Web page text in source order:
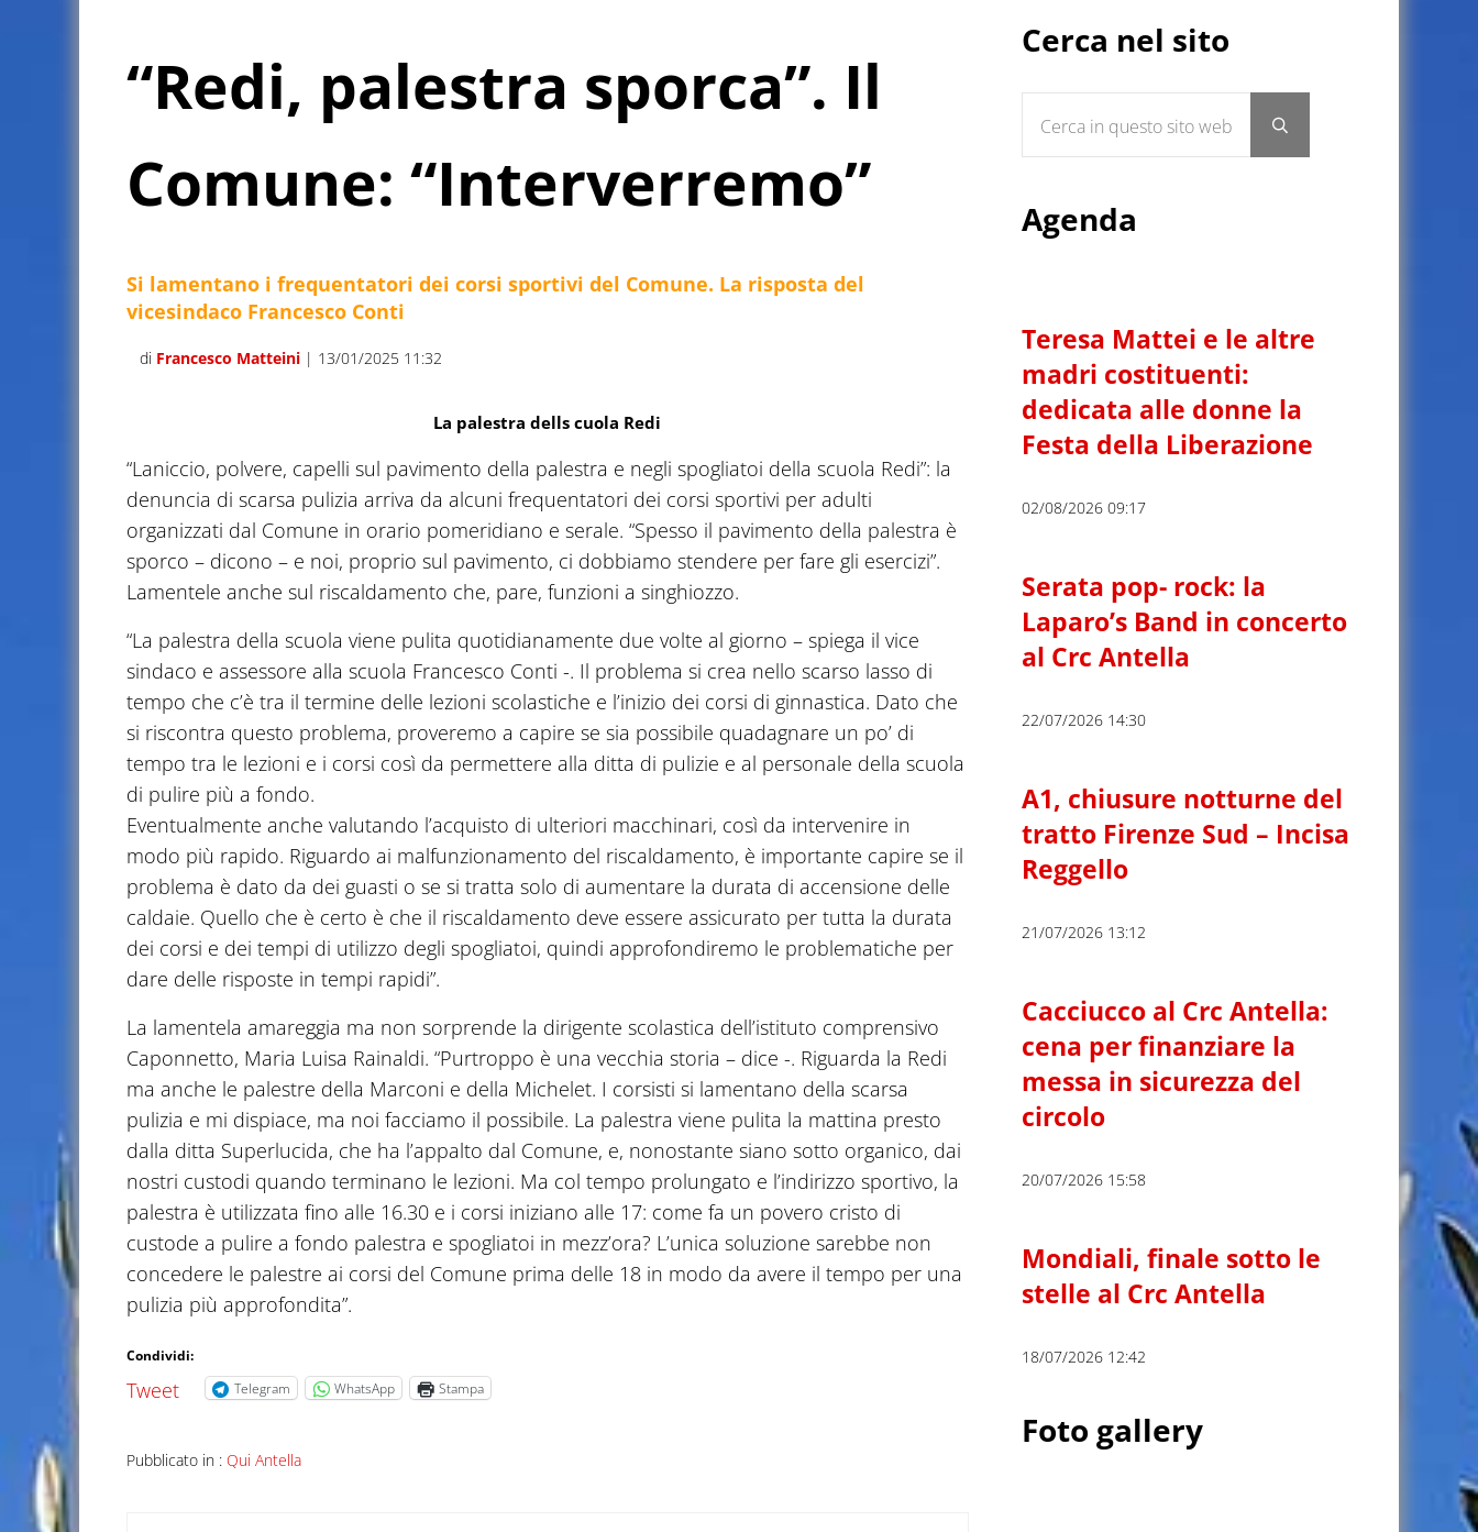
“Redi, palestra sporca”. Il
Comune: “Interverremo”
Si lamentano i frequentatori dei corsi sportivi del Comune. La risposta del
vicesindaco Francesco Conti
di Francesco Matteini | 13/01/2025 11:32
La palestra dells cuola Redi
“Laniccio, polvere, capelli sul pavimento della palestra e negli spogliatoi della scuola Redi”: la
denuncia di scarsa pulizia arriva da alcuni frequentatori dei corsi sportivi per adulti
organizzati dal Comune in orario pomeridiano e serale. “Spesso il pavimento della palestra è
sporco – dicono – e noi, proprio sul pavimento, ci dobbiamo stendere per fare gli esercizi”.
Lamentele anche sul riscaldamento che, pare, funzioni a singhiozzo.
“La palestra della scuola viene pulita quotidianamente due volte al giorno – spiega il vice
sindaco e assessore alla scuola Francesco Conti -. Il problema si crea nello scarso lasso di
tempo che c’è tra il termine delle lezioni scolastiche e l’inizio dei corsi di ginnastica. Dato che
si riscontra questo problema, proveremo a capire se sia possibile quadagnare un po’ di
tempo tra le lezioni e i corsi così da permettere alla ditta di pulizie e al personale della scuola
di pulire più a fondo.
Eventualmente anche valutando l’acquisto di ulteriori macchinari, così da intervenire in
modo più rapido. Riguardo ai malfunzionamento del riscaldamento, è importante capire se il
problema è dato da dei guasti o se si tratta solo di aumentare la durata di accensione delle
caldaie. Quello che è certo è che il riscaldamento deve essere assicurato per tutta la durata
dei corsi e dei tempi di utilizzo degli spogliatoi, quindi approfondiremo le problematiche per
dare delle risposte in tempi rapidi”.
La lamentela amareggia ma non sorprende la dirigente scolastica dell’istituto comprensivo
Caponnetto, Maria Luisa Rainaldi. “Purtroppo è una vecchia storia – dice -. Riguarda la Redi
ma anche le palestre della Marconi e della Michelet. I corsisti si lamentano della scarsa
pulizia e mi dispiace, ma noi facciamo il possibile. La palestra viene pulita la mattina presto
dalla ditta Superlucida, che ha l’appalto dal Comune, e, nonostante siano sotto organico, dai
nostri custodi quando terminano le lezioni. Ma col tempo prolungato e l’indirizzo sportivo, la
palestra è utilizzata fino alle 16.30 e i corsi iniziano alle 17: come fa un povero cristo di
custode a pulire a fondo palestra e spogliatoi in mezz’ora? L’unica soluzione sarebbe non
concedere le palestre ai corsi del Comune prima delle 18 in modo da avere il tempo per una
pulizia più approfondita”.
Condividi:
Tweet Telegram WhatsApp Stampa
Pubblicato in : Qui Antella
Cerca nel sito
Submit search
Agenda
Teresa Mattei e le altre
madri costituenti:
dedicata alle donne la
Festa della Liberazione
02/08/2026 09:17
Serata pop- rock: la
Laparo’s Band in concerto
al Crc Antella
22/07/2026 14:30
A1, chiusure notturne del
tratto Firenze Sud – Incisa
Reggello
21/07/2026 13:12
Cacciucco al Crc Antella:
cena per finanziare la
messa in sicurezza del
circolo
20/07/2026 15:58
Mondiali, finale sotto le
stelle al Crc Antella
18/07/2026 12:42
Foto gallery